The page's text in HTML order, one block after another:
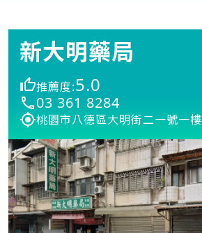
新大明藥局
推薦度:5.0
03 361 8284
桃園市八德區大明街二一號一樓